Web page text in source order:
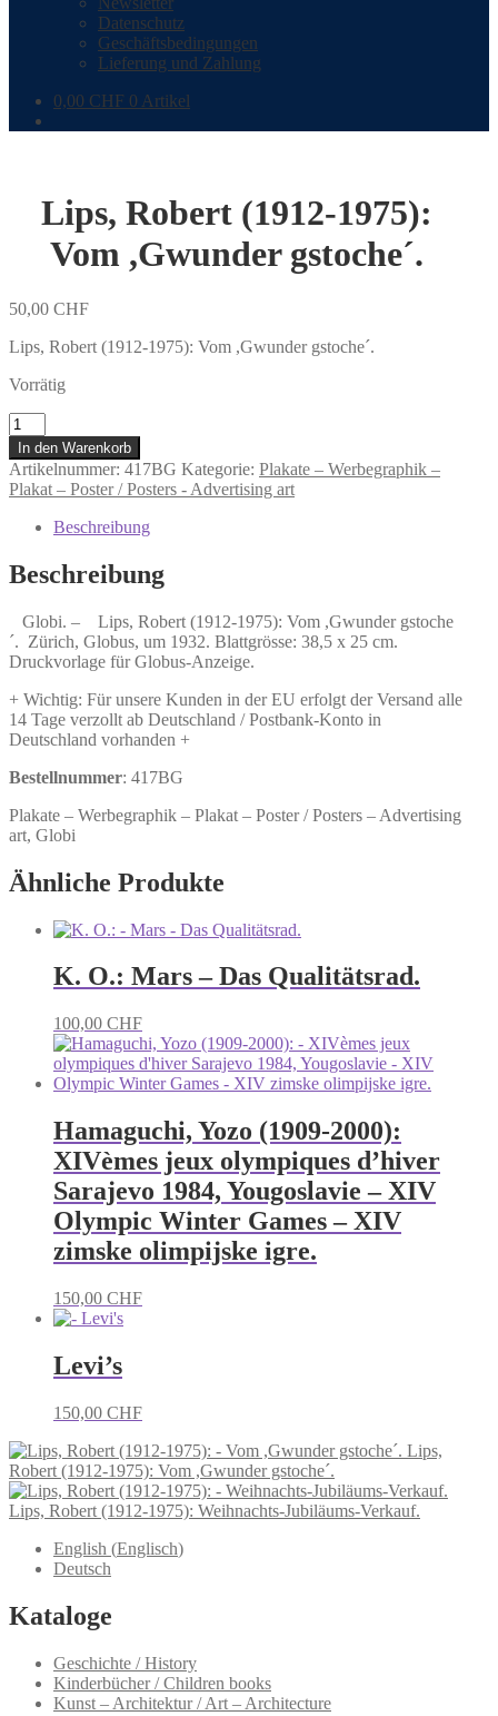
Datenschutz
Geschäftsbedingungen
Lieferung und Zahlung
0,00 CHF 0 Artikel
Lips, Robert (1912-1975):
Vom ,Gwunder gstoche´.
50,00 CHF
Lips, Robert (1912-1975): Vom ,Gwunder gstoche´.
Vorrätig
Lips,
Robert
(1912-
1975):
Vom
,Gwunder
gstoche
´.
Menge
In den Warenkorb
Artikelnummer: 417BG Kategorie: Plakate – Werbegraphik –
Plakat – Poster / Posters - Advertising art
Beschreibung
Beschreibung
Globi. – Lips, Robert (1912-1975): Vom ,Gwunder gstoche
´. Zürich, Globus, um 1932. Blattgrösse: 38,5 x 25 cm.
Druckvorlage für Globus-Anzeige.
+ Wichtig: Für unsere Kunden in der EU erfolgt der Versand alle
14 Tage verzollt ab Deutschland / Postbank-Konto in
Deutschland vorhanden +
Bestellnummer: 417BG
Plakate – Werbegraphik – Plakat – Poster / Posters – Advertising
art, Globi
Ähnliche Produkte
K. O.: Mars – Das Qualitätsrad.
100,00 CHF
Hamaguchi, Yozo (1909-2000):
XIVèmes jeux olympiques d’hiver
Sarajevo 1984, Yougoslavie – XIV
Olympic Winter Games – XIV
zimske olimpijske igre.
150,00 CHF
Levi’s
150,00 CHF
Lips,
Robert (1912-1975): Vom ,Gwunder gstoche´.
Lips, Robert (1912-1975): Weihnachts-Jubiläums-Verkauf.
English (Englisch)
Deutsch
Kataloge
Geschichte / History
Kinderbücher / Children books
Kunst – Architektur / Art – Architecture